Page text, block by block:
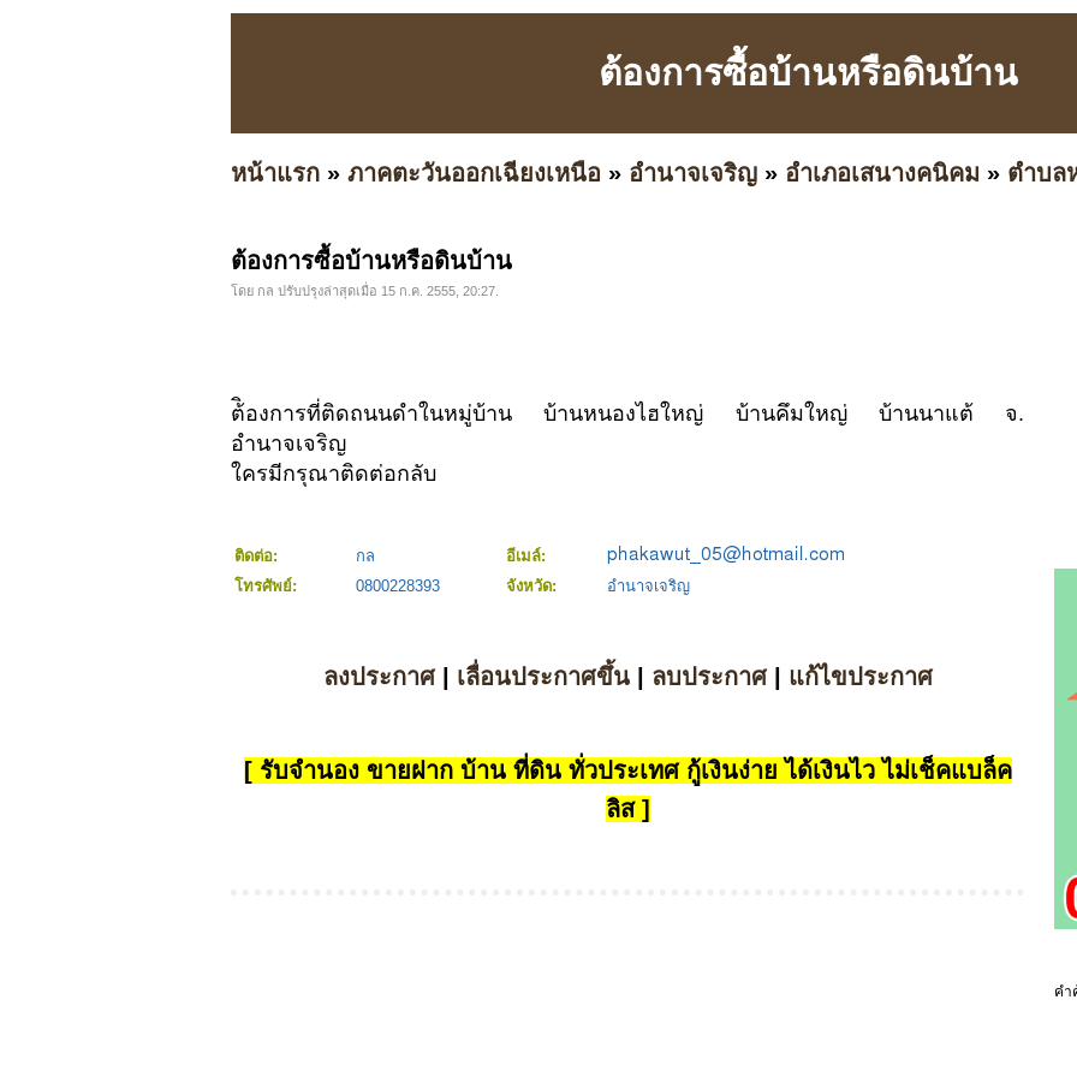
ต้องการซื้อบ้านหรือดินบ้าน
หน้าแรก » ภาคตะวันออกเฉียงเหนือ » อำนาจเจริญ » อำเภอเสนางคนิคม » ตำบล
ต้องการซื้อบ้านหรือดินบ้าน
โดย กล ปรับปรุงล่าสุดเมื่อ 15 ก.ค. 2555, 20:27.
ต้ิองการที่ติดถนนดำในหมู่บ้าน บ้านหนองไฮใหญ่ บ้านคึมใหญ่ บ้านนาแต้ จ.
อำนาจเจริญ
ใครมีกรุณาติดต่อกลับ
ติดต่อ: กล
อีเมล์:
โทรศัพย์:
0800228393 จังหวัด: อำนาจเจริญ
ลงประกาศ| เลื่อนประกาศขึ้น| ลบประกาศ| แก้ไขประกาศ
[ รับจำนอง ขายฝาก บ้าน ที่ดิน ทั่วประเทศ กู้เงินง่าย ได้เงินไว ไม่เช็คแบล็ค
ลิส ]
คำ